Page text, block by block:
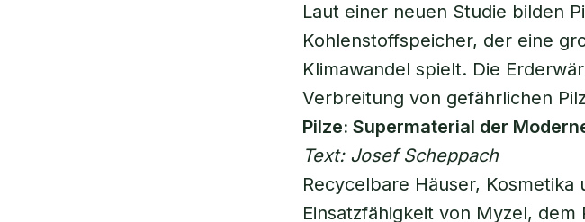
Laut einer neuen Studie bilden
Kohlenstoffspeicher, der eine
Klimawandel spielt. Die
Verbreitung von gefährlichen
Pilze: Supermaterial der
Text: Josef Scheppach
Recycelbare Häuser, Kosmetika
Einsatzfähigkeit von Myzel,